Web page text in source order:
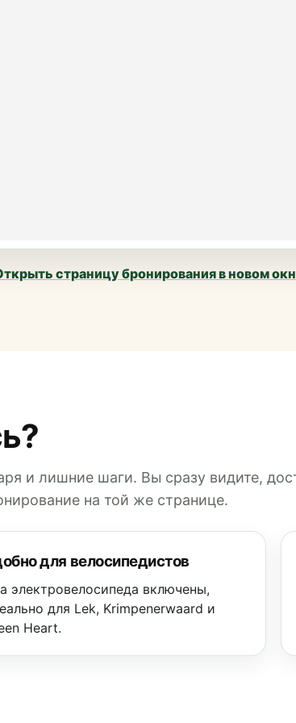
страницу бронирования в новом
и лишние шаги. Вы сразу видите,
на той же странице.
для велосипедистов
электровелосипеда включены,
для Lek, Krimpenerwaard и
Heart.